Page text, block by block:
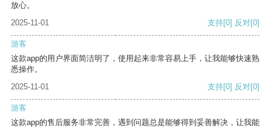
放心。
2025-11-01
支持[0] 反对[0]
游客
这款app的用户界面简洁明了，使用起来非常容易上手，让我能够快速熟
悉操作。
2025-11-01
支持[0] 反对[0]
游客
这款app的售后服务非常完善，遇到问题总是能够得到妥善解决，让我能